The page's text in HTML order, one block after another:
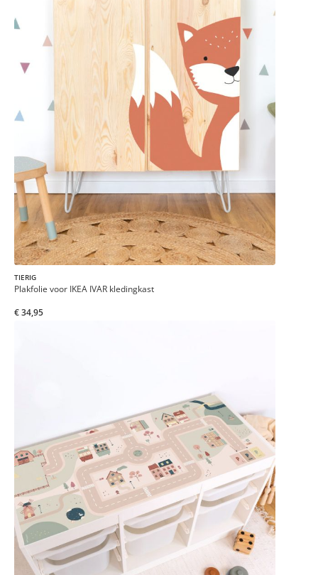
TIERIG
Plakfolie voor IKEA IVAR kledingkast
€ 34,95